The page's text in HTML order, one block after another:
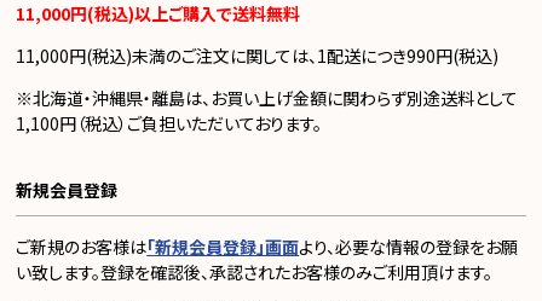
11,000円(税込)以上ご購入で送料無料
11,000円(税込)未満のご注文に関しては、1配送につき990円(税込)
※北海道・沖縄県・離島は、お買い上げ金額に関わらず別途送料として
1,100円（税込）ご負担いただいております。
新規会員登録
ご新規のお客様は「新規会員登録」画面より、必要な情報の登録をお願
い致します。登録を確認後、承認されたお客様のみご利用頂けます。